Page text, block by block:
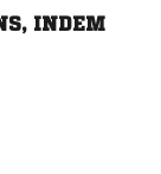
INDEM